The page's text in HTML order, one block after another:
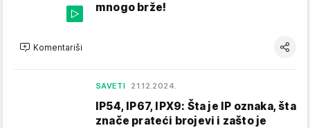
mnogo brže!
Komentariši
SAVETI 21.12.2024.
IP54, IP67, IPX9: Šta je IP oznaka, šta
znače prateći brojevi i zašto je